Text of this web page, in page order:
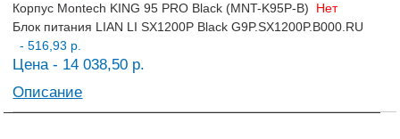
Корпус Montech KING 95 PRO Black (MNT-K95P-B)
Нет
Блок питания LIAN LI SX1200P Black G9P.SX1200P.B000.RU
- 516,93 р.
Цена - 14 038,50 р.
Описание